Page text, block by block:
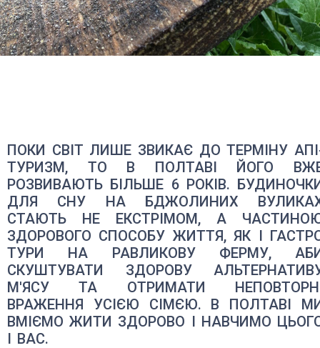
ПОКИ СВІТ ЛИШЕ ЗВИКАЄ ДО ТЕРМІНУ
ТУРИЗМ, ТО В ПОЛТАВІ ЙОГО
РОЗВИВАЮТЬ БІЛЬШЕ 6 РОКІВ.
ДЛЯ СНУ НА БДЖОЛИНИХ
СТАЮТЬ НЕ ЕКСТРІМОМ, А
ЗДОРОВОГО СПОСОБУ ЖИТТЯ, ЯК І
ТУРИ НА РАВЛИКОВУ ФЕРМУ,
СКУШТУВАТИ ЗДОРОВУ
М'ЯСУ ТА ОТРИМАТИ
ВРАЖЕННЯ УСІЄЮ СІМЄЮ. В ПОЛТАВІ
ВМІЄМО ЖИТИ ЗДОРОВО І НАВЧИМО
І ВАС.